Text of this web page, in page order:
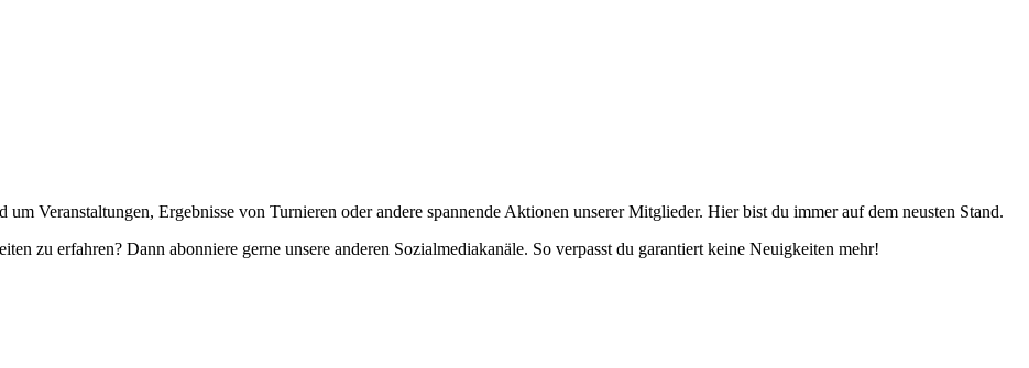
Veranstaltungen, Ergebnisse von Turnieren oder andere spannende Aktionen unserer Mitglieder. Hier bist du immer auf dem neusten Stand.
zu erfahren? Dann abonniere gerne unsere anderen Sozialmediakanäle. So verpasst du garantiert keine Neuigkeiten mehr!